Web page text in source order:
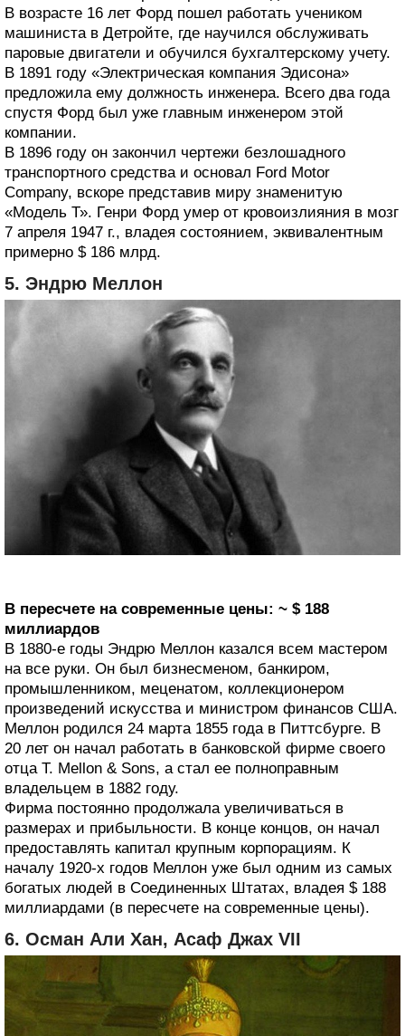
В возрасте 16 лет Форд пошел работать учеником
машиниста в Детройте, где научился обслуживать
паровые двигатели и обучился бухгалтерскому учету.
В 1891 году «Электрическая компания Эдисона»
предложила ему должность инженера. Всего два года
спустя Форд был уже главным инженером этой
компании.
В 1896 году он закончил чертежи безлошадного
транспортного средства и основал Ford Motor
Company, вскоре представив миру знаменитую
«Модель Т». Генри Форд умер от кровоизлияния в мозг
7 апреля 1947 г., владея состоянием, эквивалентным
примерно $ 186 млрд.
5. Эндрю Меллон
В пересчете на современные цены: ~ $ 188
миллиардов
В 1880-е годы Эндрю Меллон казался всем мастером
на все руки. Он был бизнесменом, банкиром,
промышленником, меценатом, коллекционером
произведений искусства и министром финансов США.
Меллон родился 24 марта 1855 года в Питтсбурге. В
20 лет он начал работать в банковской фирме своего
отца T. Mellon & Sons, а стал ее полноправным
владельцем в 1882 году.
Фирма постоянно продолжала увеличиваться в
размерах и прибыльности. В конце концов, он начал
предоставлять капитал крупным корпорациям. К
началу 1920-х годов Меллон уже был одним из самых
богатых людей в Соединенных Штатах, владея $ 188
миллиардами (в пересчете на современные цены).
6. Осман Али Хан, Асаф Джах VII